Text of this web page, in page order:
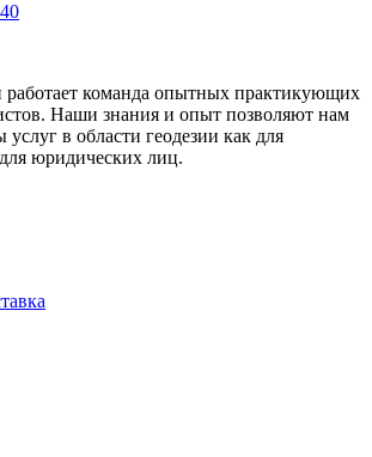
команда опытных практикующих
Наши знания и опыт позволяют нам
услуг в области геодезии как для
юридических лиц.